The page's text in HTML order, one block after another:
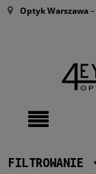
Optyk Warszawa–
FILTROWANIE